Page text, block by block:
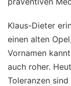
Klaus-Dieter
einen alten
Vornamen
auch roher.
Toleranzen